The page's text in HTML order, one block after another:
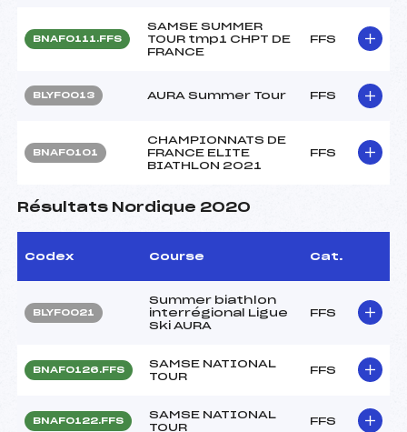
BNAF0111.FFS
SAMSE SUMMER
TOUR tmp1 CHPT DE
FRANCE
FFS
BLYF0013 AURA Summer Tour FFS
BNAF0101
CHAMPIONNATS DE
FRANCE ELITE
BIATHLON 2021
FFS
Résultats Nordique 2020
Codex Course Cat.
BLYF0021
Summer biathlon
interrégional Ligue
Ski AURA
FFS
BNAF0126.FFS
SAMSE NATIONAL
TOUR
FFS
BNAF0122.FFS
SAMSE NATIONAL
TOUR
FFS